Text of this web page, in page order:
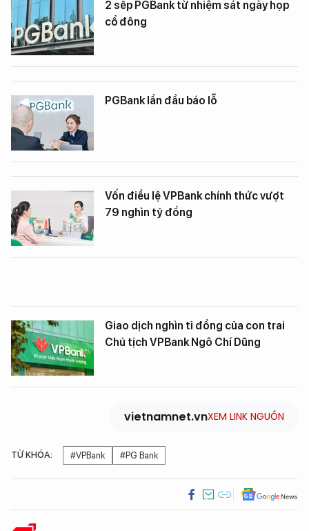
2 sếp PGBank từ nhiệm sát ngày họp
cổ đông
PGBank lần đầu báo lỗ
Vốn điều lệ VPBank chính thức vượt
79 nghìn tỷ đồng
Giao dịch nghìn tỉ đồng của con trai
Chủ tịch VPBank Ngô Chí Dũng
vietnamnet.vnXEM LINK NGUỒN
TỪ KHÓA: #VPBank #PG Bank